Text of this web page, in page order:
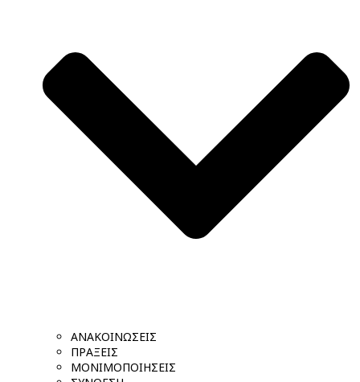
ΑΝΑΚΟΙΝΩΣΕΙΣ
ΠΡΑΞΕΙΣ
ΜΟΝΙΜΟΠΟΙΗΣΕΙΣ